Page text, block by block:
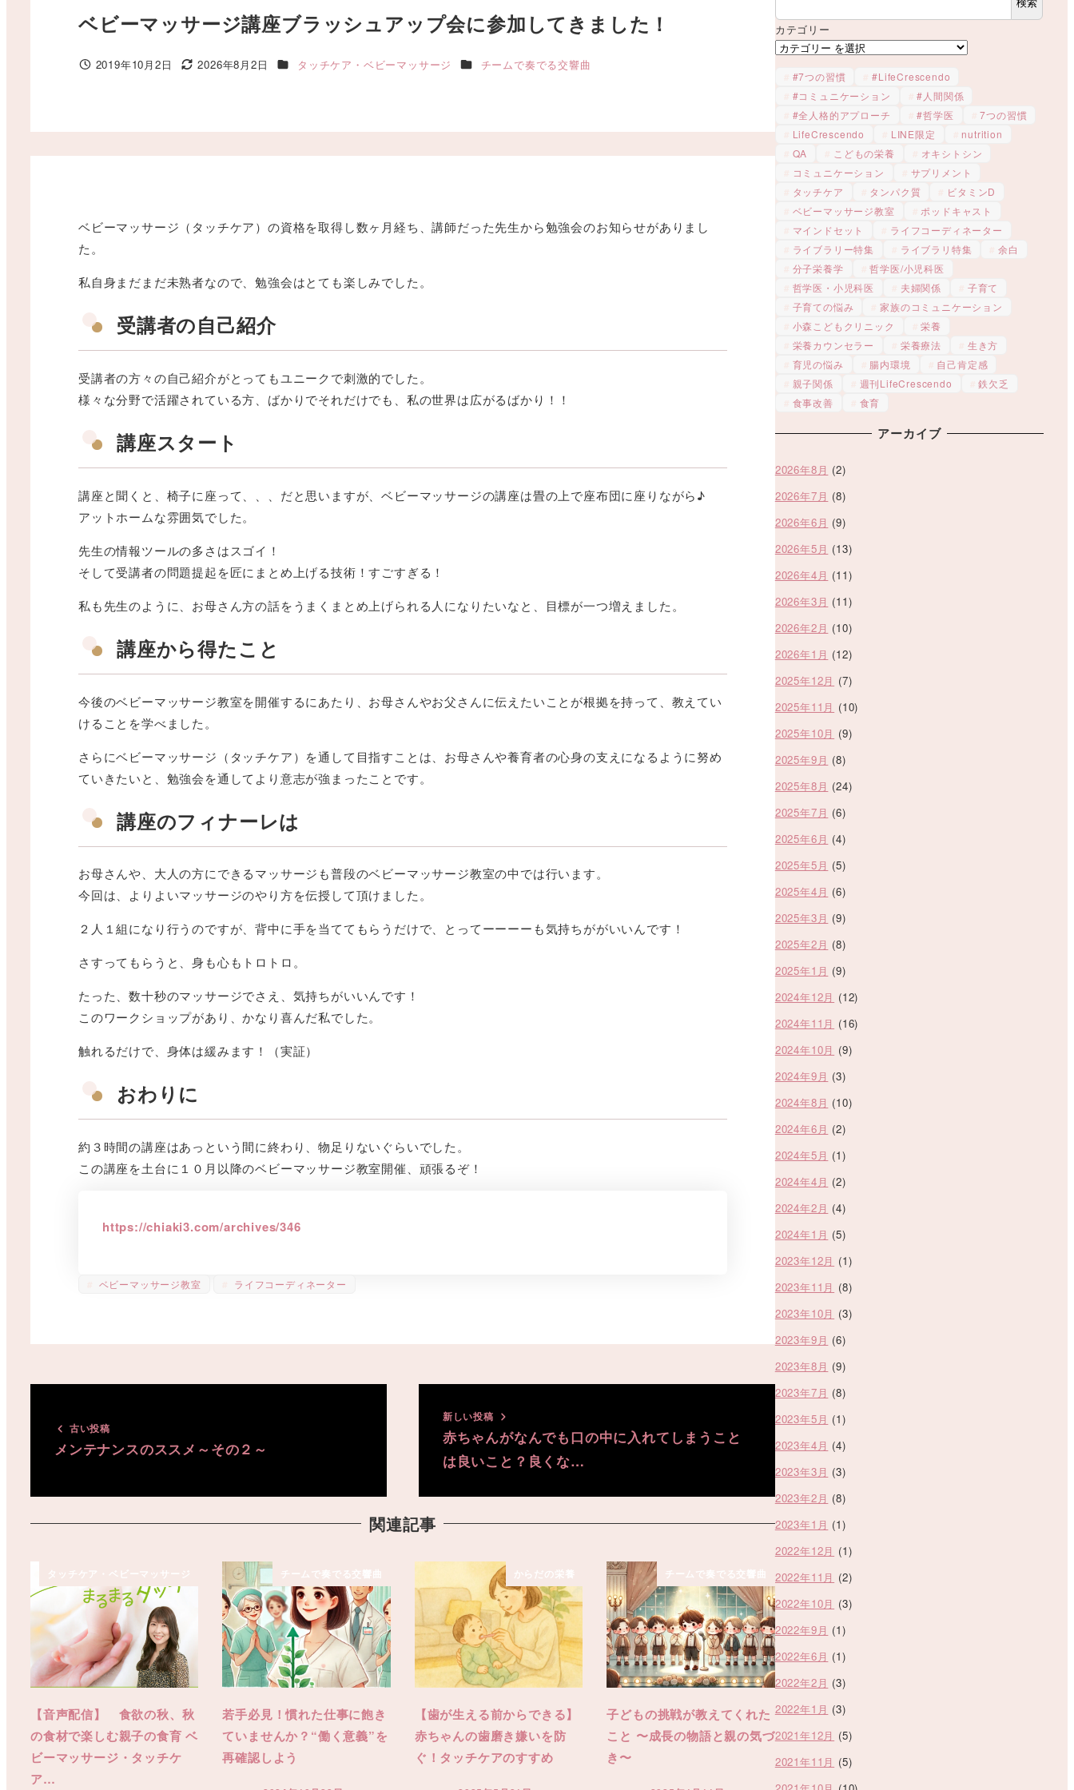
ベビーマッサージ講座ブラッシュアップ会に参加してきました！
投稿日
2019年10月2日
更新日
2026年8月2日 カテゴリー
タッチケア・ベビーマッサージ カテゴリー
チームで奏でる交響曲
ベビーマッサージ（タッチケア）の資格を取得し数ヶ月経ち、講師だった先生から勉強会のお知らせがありまし
た。
私自身まだまだ未熟者なので、勉強会はとても楽しみでした。
受講者の自己紹介
受講者の方々の自己紹介がとってもユニークで刺激的でした。
様々な分野で活躍されている方、ばかりでそれだけでも、私の世界は広がるばかり！！
講座スタート
講座と聞くと、椅子に座って、、、だと思いますが、ベビーマッサージの講座は畳の上で座布団に座りながら♪
アットホームな雰囲気でした。
先生の情報ツールの多さはスゴイ！
そして受講者の問題提起を匠にまとめ上げる技術！すごすぎる！
私も先生のように、お母さん方の話をうまくまとめ上げられる人になりたいなと、目標が一つ増えました。
講座から得たこと
今後のベビーマッサージ教室を開催するにあたり、お母さんやお父さんに伝えたいことが根拠を持って、教えてい
けることを学べました。
さらにベビーマッサージ（タッチケア）を通して目指すことは、お母さんや養育者の心身の支えになるように努め
ていきたいと、勉強会を通してより意志が強まったことです。
講座のフィナーレは
お母さんや、大人の方にできるマッサージも普段のベビーマッサージ教室の中では行います。
今回は、よりよいマッサージのやり方を伝授して頂けました。
２人１組になり行うのですが、背中に手を当ててもらうだけで、とってーーーーも気持ちががいいんです！
さすってもらうと、身も心もトロトロ。
たった、数十秒のマッサージでさえ、気持ちがいいんです！
このワークショップがあり、かなり喜んだ私でした。
触れるだけで、身体は緩みます！（実証）
おわりに
約３時間の講座はあっという間に終わり、物足りないぐらいでした。
この講座を土台に１０月以降のベビーマッサージ教室開催、頑張るぞ！
https://chiaki3.com/archives/346
ベビーマッサージ教室 ライフコーディネーター
古い投稿
メンテナンスのススメ～その２～
新しい投稿
赤ちゃんがなんでも口の中に入れてしまうこと
は良いこと？良くな…
関連記事
タッチケア・ベビーマッサージ
【音声配信】 食欲の秋、秋
の食材で楽しむ親子の食育 ベ
ビーマッサージ・タッチケ
ア…
チームで奏でる交響曲
若手必見！慣れた仕事に飽き
ていませんか？“働く意義”を
再確認しよう
からだの栄養
【歯が生える前からできる】
赤ちゃんの歯磨き嫌いを防
ぐ！タッチケアのすすめ
チームで奏でる交響曲
子どもの挑戦が教えてくれた
こと 〜成長の物語と親の気づ
き〜
検索
カテゴリー
#7つの習慣
#LifeCrescendo
#コミュニケーション
#人間関係
#全人格的アプローチ
#哲学医
7つの習慣
LifeCrescendo
LINE限定
nutrition
QA
こどもの栄養
オキシトシン
コミュニケーション
サプリメント
タッチケア
タンパク質
ビタミンD
ベビーマッサージ教室
ポッドキャスト
マインドセット
ライフコーディネーター
ライブラリー特集
ライブラリ特集
余白
分子栄養学
哲学医/小児科医
哲学医・小児科医
夫婦関係
子育て
子育ての悩み
家族のコミュニケーション
小森こどもクリニック
栄養
栄養カウンセラー
栄養療法
生き方
育児の悩み
腸内環境
自己肯定感
親子関係
週刊LifeCrescendo
鉄欠乏
食事改善
食育
アーカイブ
2026年8月 (2)
2026年7月 (8)
2026年6月 (9)
2026年5月 (13)
2026年4月 (11)
2026年3月 (11)
2026年2月 (10)
2026年1月 (12)
2025年12月 (7)
2025年11月 (10)
2025年10月 (9)
2025年9月 (8)
2025年8月 (24)
2025年7月 (6)
2025年6月 (4)
2025年5月 (5)
2025年4月 (6)
2025年3月 (9)
2025年2月 (8)
2025年1月 (9)
2024年12月 (12)
2024年11月 (16)
2024年10月 (9)
2024年9月 (3)
2024年8月 (10)
2024年6月 (2)
2024年5月 (1)
2024年4月 (2)
2024年2月 (4)
2024年1月 (5)
2023年12月 (1)
2023年11月 (8)
2023年10月 (3)
2023年9月 (6)
2023年8月 (9)
2023年7月 (8)
2023年5月 (1)
2023年4月 (4)
2023年3月 (3)
2023年2月 (8)
2023年1月 (1)
2022年12月 (1)
2022年11月 (2)
2022年10月 (3)
2022年9月 (1)
2022年6月 (1)
2022年2月 (3)
2022年1月 (3)
2021年12月 (5)
2021年11月 (5)